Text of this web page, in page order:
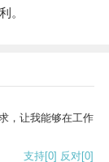
。
，让我能够在工作
支持[0] 反对[0]